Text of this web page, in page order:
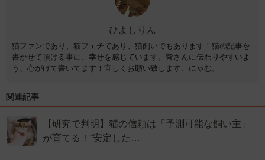
ひよしりん
猫ファンであり、猫フェチであり、猫飼いでもあります！猫の記事を
書かせて頂ける事に、幸せを感じています。皆さんに伝わりやすいよ
う、心がけて書いてます！宜しくお願い致します、にゃむ。
関連記事
【研究で判明】猫の信頼は「予測可能な飼い主」
が育てる！“安定した…